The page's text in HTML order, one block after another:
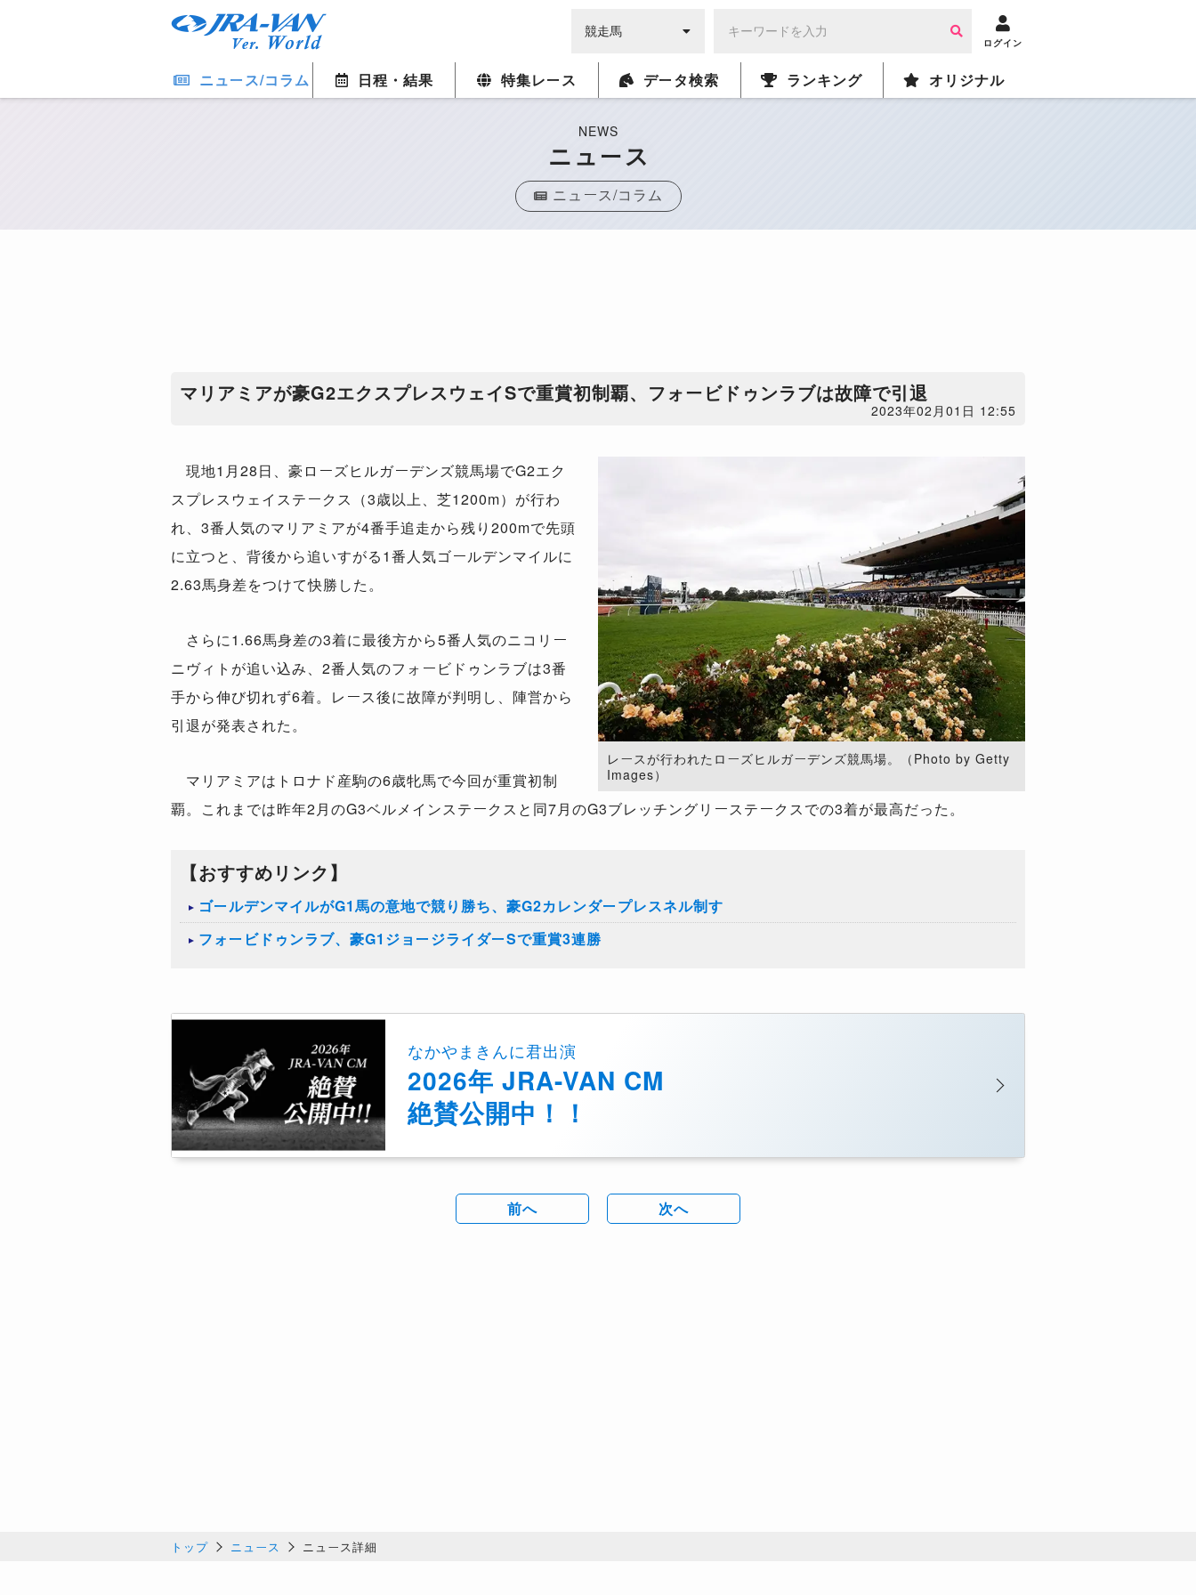
ログイン
ニュース/コラム 日程・結果 特集レース データ検索 ランキング オリジナル
NEWS
ニュース
ニュース/コラム
マリアミアが豪G2エクスプレスウェイSで重賞初制覇、フォービドゥンラブは故障で引退
2023年02月01日 12:55
レースが行われたローズヒルガーデンズ競馬場。（Photo by Getty
Images）
現地1 月28日、豪ローズヒルガーデンズ競馬場でG2エク
スプレスウェイステークス（3歳以上、芝1200m）が行わ
れ、 3番人気のマリアミアが4番手追走から残り 200mで先頭
に立つと、背後から追いすがる1番人気ゴールデンマイルに
2.63馬身差をつけて快勝した。
さらに1.66馬身差の3着に最後方から5番人気のニコリー
ニヴィトが追い込み、 2番人気のフォービドゥンラブは3番
手から伸び切れず6着。レース後に故障が判明し、陣営から
引退が発表された。
マリアミアはトロナド産駒の6歳牝馬で今回が重賞初制
覇。これまでは昨年2月のG3ベルメインステークスと同7月のG3ブレッチングリーステークスでの3着が最高だった。
【おすすめリンク】
ゴールデンマイルがG1馬の意地で競り勝ち、豪G2カレンダープレスネル制す
フォービドゥンラブ、豪G1ジョージライダーSで重賞3連勝
なかやまきんに君出演
2026年 JRA-VAN CM
絶賛公開中！！
前へ 次へ
トップ ニュース ニュース詳細